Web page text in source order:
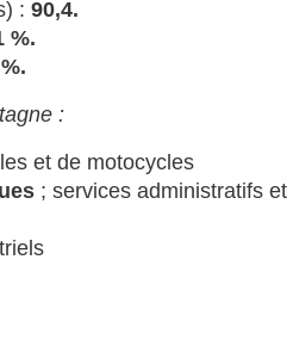
: 90,4.
%.
:
et de motocycles
; services administratifs et